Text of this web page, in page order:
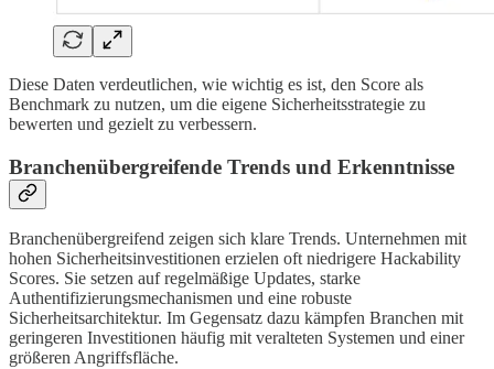
Diese Daten verdeutlichen, wie wichtig es ist, den Score als
Benchmark zu nutzen, um die eigene Sicherheitsstrategie zu
bewerten und gezielt zu verbessern.
Branchenübergreifende Trends und Erkenntnisse
Branchenübergreifend zeigen sich klare Trends. Unternehmen mit
hohen Sicherheitsinvestitionen erzielen oft niedrigere Hackability
Scores. Sie setzen auf regelmäßige Updates, starke
Authentifizierungsmechanismen und eine robuste
Sicherheitsarchitektur. Im Gegensatz dazu kämpfen Branchen mit
geringeren Investitionen häufig mit veralteten Systemen und einer
größeren Angriffsfläche.